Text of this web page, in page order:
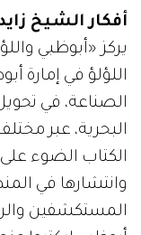
أفكار الشيخ
يركز «أبوظبي
اللؤلؤ في إمارة
الصناعة، في
البحرية، عبر
الكتاب الضوء
وانتشارها في
المستكشفين